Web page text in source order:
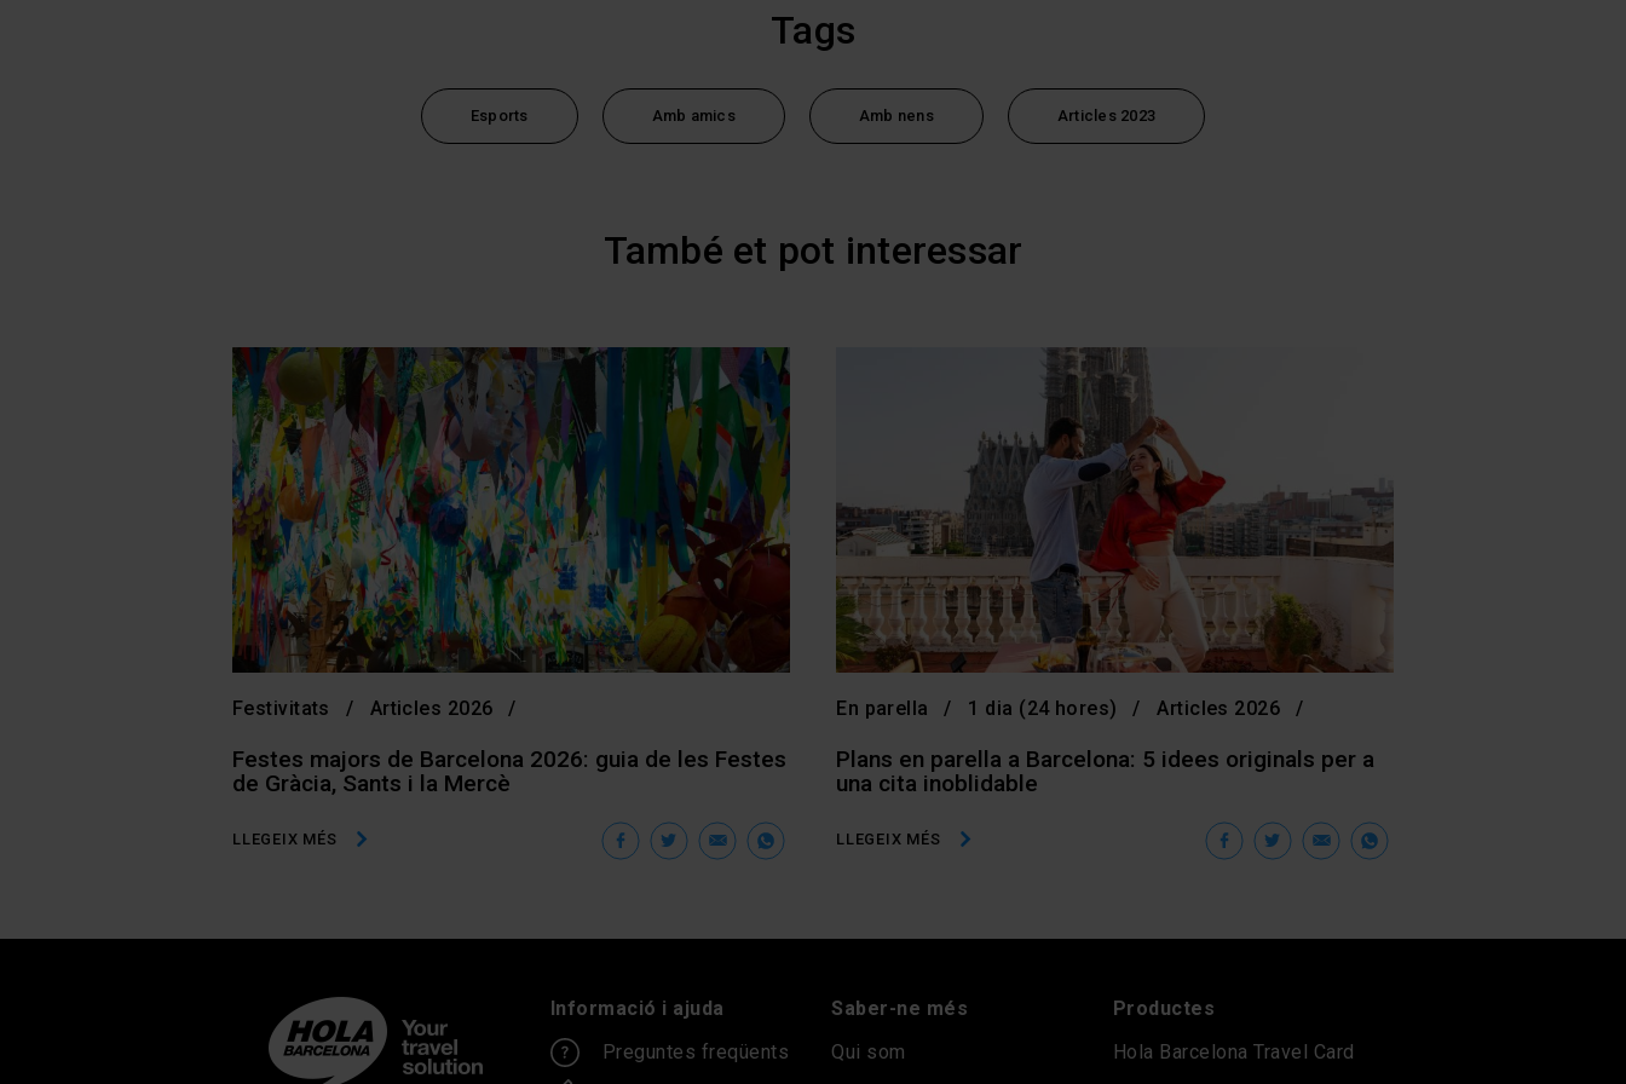
Tags
Esports Amb amics Amb nens Articles 2023
També et pot interessar
Festivitats Articles 2026
Festes majors de Barcelona 2026: guia de les Festes
de Gràcia, Sants i la Mercè
LLEGEIX MÉS Facebook
Twitter
EmailWhatsApp
En parella 1 dia (24 hores) Articles 2026
Plans en parella a Barcelona: 5 idees originals per a
una cita inoblidable
LLEGEIX MÉS Facebook
Twitter
Email
Informació i ajuda
Preguntes freqüents
Saber-ne més
Qui som
Productes
Hola Barcelona Travel Card